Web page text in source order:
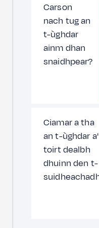
Carson
nach tug an
t-ùghdar
ainm dhan
snaidhpear?
Ciamar a tha
an t-ùghdar a'
toirt dealbh
dhuinn den t-